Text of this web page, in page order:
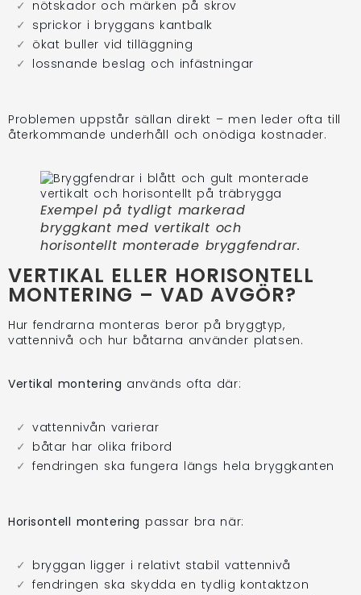
nötskador och märken på skrov
sprickor i bryggans kantbalk
ökat buller vid tilläggning
lossnande beslag och infästningar
Problemen uppstår sällan direkt – men leder ofta till
återkommande underhåll och onödiga kostnader.
Exempel på tydligt markerad
bryggkant med vertikalt och
horisontellt monterade bryggfendrar.
VERTIKAL ELLER HORISONTELL
MONTERING – VAD AVGÖR?
Hur fendrarna monteras beror på bryggtyp,
vattennivå och hur båtarna använder platsen.
Vertikal montering används ofta där:
vattennivån varierar
båtar har olika fribord
fendringen ska fungera längs hela bryggkanten
Horisontell montering passar bra när:
bryggan ligger i relativt stabil vattennivå
fendringen ska skydda en tydlig kontaktzon